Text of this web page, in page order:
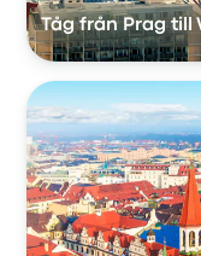
Tåg från Prag till